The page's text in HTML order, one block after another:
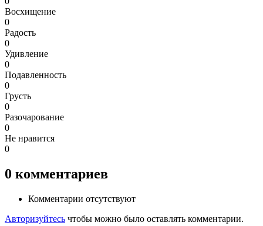
Восхищение
0
Радость
0
Удивление
0
Подавленность
0
Грусть
0
Разочарование
0
Не нравится
0
0 комментариев
Комментарии отсутствуют
Авторизуйтесь чтобы можно было оставлять комментарии.